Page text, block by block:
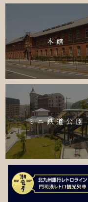
本館
ミニ鉄道公園